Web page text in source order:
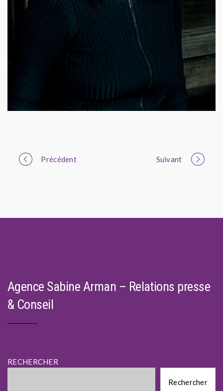
Portfolio
Précédent Suivant
Agence Sabine Arman – Relations presse
& Conseil
RECHERCHER
Rechercher